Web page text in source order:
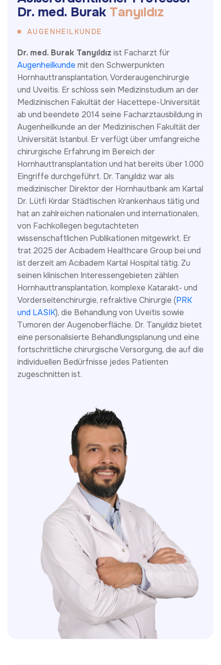
Dr. med. Burak Tanyıldız
AUGENHEILKUNDE
Dr. med. Burak Tanyıldız ist Facharzt für
Augenheilkunde mit den Schwerpunkten
Hornhauttransplantation, Vorderaugenchirurgie
und Uveitis. Er schloss sein Medizinstudium an der
Medizinischen Fakultät der Hacettepe-Universität
ab und beendete 2014 seine Facharztausbildung in
Augenheilkunde an der Medizinischen Fakultät der
Universität Istanbul. Er verfügt über umfangreiche
chirurgische Erfahrung im Bereich der
Hornhauttransplantation und hat bereits über 1.000
Eingriffe durchgeführt. Dr. Tanyıldız war als
medizinischer Direktor der Hornhautbank am Kartal
Dr. Lütfi Kırdar Städtischen Krankenhaus tätig und
hat an zahlreichen nationalen und internationalen,
von Fachkollegen begutachteten
wissenschaftlichen Publikationen mitgewirkt. Er
trat 2025 der Acıbadem Healthcare Group bei und
ist derzeit am Acıbadem Kartal Hospital tätig. Zu
seinen klinischen Interessengebieten zählen
Hornhauttransplantation, komplexe Katarakt- und
Vorderseitenchirurgie, refraktive Chirurgie (PRK
und LASIK), die Behandlung von Uveitis sowie
Tumoren der Augenoberfläche. Dr. Tanyıldız bietet
eine personalisierte Behandlungsplanung und eine
fortschrittliche chirurgische Versorgung, die auf die
individuellen Bedürfnisse jedes Patienten
zugeschnitten ist.